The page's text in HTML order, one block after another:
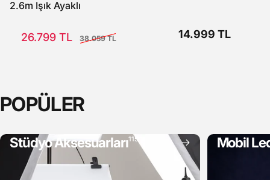
2.6m Işık Ayaklı
26.799 TL
38.059 TL
14.999 TL
POPÜLER
Stüdyo Aksesuarları115 Mobil